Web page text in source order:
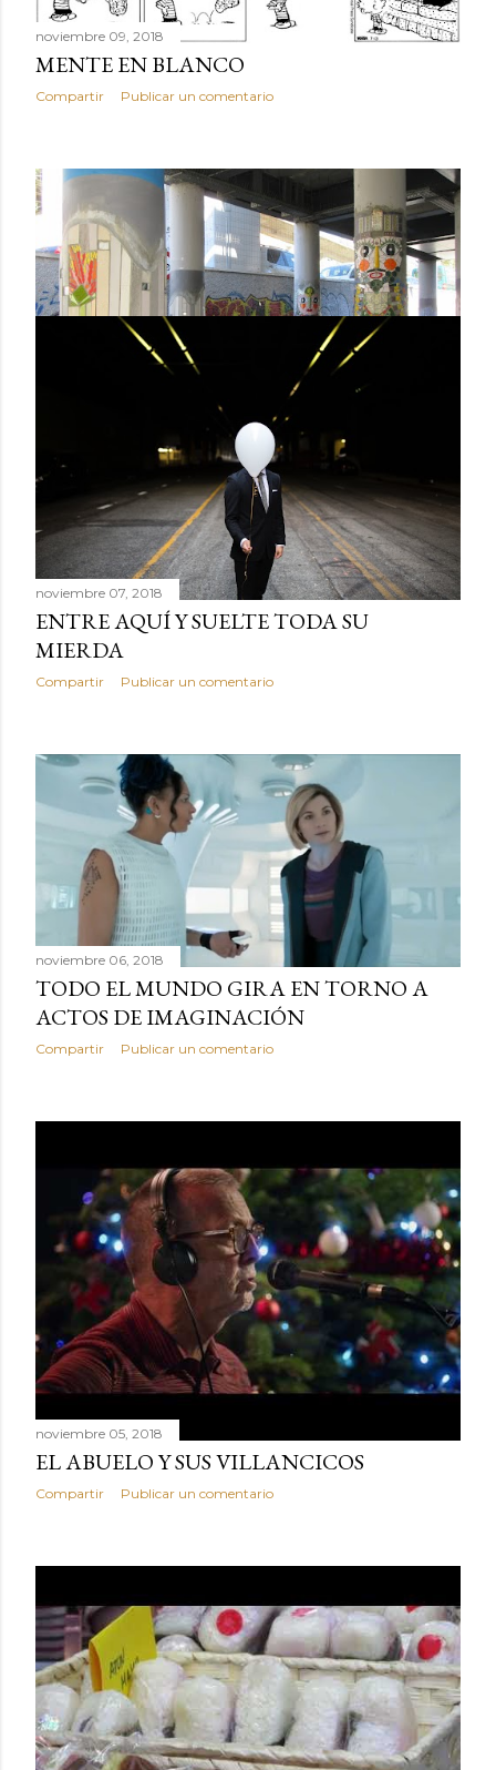
noviembre 09, 2018
MENTE EN BLANCO
Compartir Publicar un comentario
noviembre 08, 2018
ARTE URBANO EN HOSPITALET
Compartir Publicar un comentario
noviembre 07, 2018
ENTRE AQUÍ Y SUELTE TODA SU
MIERDA
Compartir Publicar un comentario
noviembre 06, 2018
TODO EL MUNDO GIRA EN TORNO A
ACTOS DE IMAGINACIÓN
Compartir Publicar un comentario
noviembre 05, 2018
EL ABUELO Y SUS VILLANCICOS
Compartir Publicar un comentario